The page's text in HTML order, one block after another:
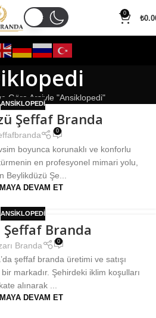
0
₺
Göre Arşivle "Ansiklopedi"
ANSIKLOPEDI
Şeffaf Branda
0
boyunca korunaklı ve konforlu
en profesyonel mimari yolu,
Beylikdüzü Şe...
DEVAM ET
ANSIKLOPEDI
Branda
Branda 0
şeffaf branda üretimi ve satışı
markadır. Şehirdeki iklim koşulları
alınarak ...
DEVAM ET